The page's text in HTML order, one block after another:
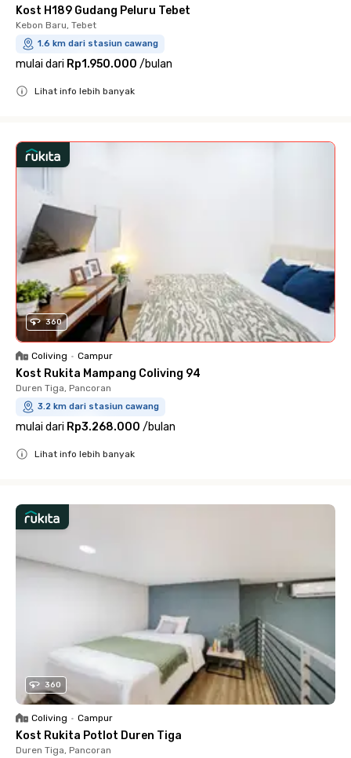
Kost H189 Gudang Peluru Tebet
Kebon Baru, Tebet
1.6 km dari stasiun cawang
mulai dari Rp1.950.000 /bulan
Lihat info lebih banyak
360
Coliving • Campur
Kost Rukita Mampang Coliving 94
Duren Tiga, Pancoran
3.2 km dari stasiun cawang
mulai dari Rp3.268.000 /bulan
Lihat info lebih banyak
360
Coliving • Campur
Kost Rukita Potlot Duren Tiga
Duren Tiga, Pancoran